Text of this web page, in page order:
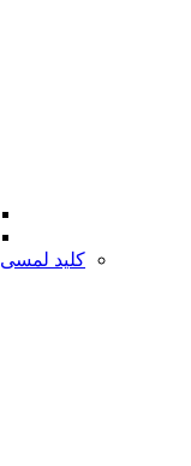
کلید لمسی